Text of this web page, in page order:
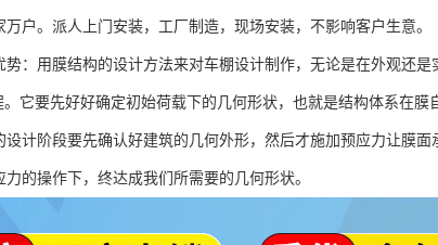
万户。派人上门安装，工厂制造，现场安装，不影响客户生意。
势：用膜结构的设计方法来对车棚设计制作，无论是在外观还
。它要先好好确定初始荷载下的几何形状，也就是结构体系在
设计阶段要先确认好建筑的几何外形，然后才施加预应力让膜
的操作下，终达成我们所需要的几何形状。